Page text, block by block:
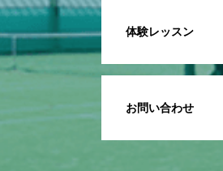
体験レッスン
お問い合わせ